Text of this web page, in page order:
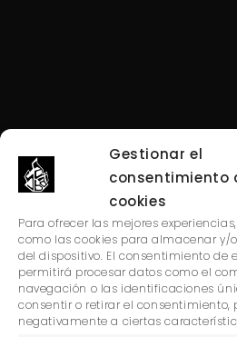
Gestionar el
consentimiento
cookies
Para ofrecer las mejores
como las cookies para almacenar y/
del dispositivo. El consentimiento de
permitirá procesar datos como el
navegación o las identificaciones
consentir o retirar el consentimiento,
negativamente a ciertas
«La menestra que se come con
Horno brasa Josper
CONCEPTO “SABAI”
MARZO 2026